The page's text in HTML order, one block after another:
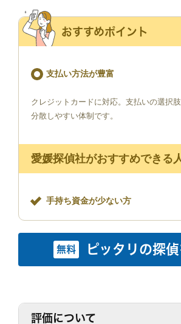
おすすめポイント
支払い方法が豊富
クレジットカードに対応。支払いの選択
分散しやすい体制です。
愛媛探偵社がおすすめできる
手持ち資金が少ない方
無料 ピッタリの探
評価について